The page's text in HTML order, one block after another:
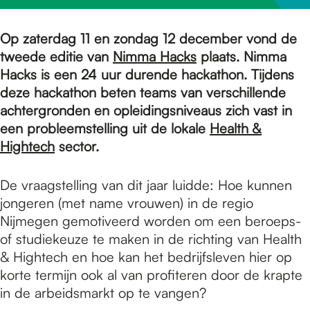
m
e
p
a
g
e
Op zaterdag 11 en zondag 12 december vond de
tweede editie van Nimma Hacks plaats. Nimma
Hacks is een 24 uur durende hackathon. Tijdens
deze hackathon beten teams van verschillende
achtergronden en opleidingsniveaus zich vast in
een probleemstelling uit de lokale Health &
Hightech sector.
De vraagstelling van dit jaar luidde: Hoe kunnen
jongeren (met name vrouwen) in de regio
Nijmegen gemotiveerd worden om een beroeps-
of studiekeuze te maken in de richting van Health
& Hightech en hoe kan het bedrijfsleven hier op
korte termijn ook al van profiteren door de krapte
in de arbeidsmarkt op te vangen?